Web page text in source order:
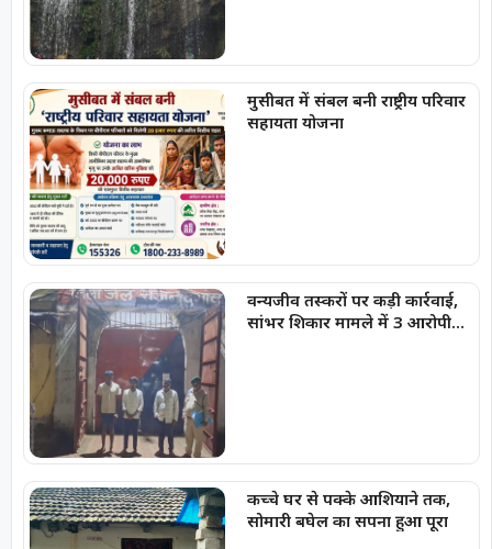
मुसीबत में संबल बनी राष्ट्रीय परिवार
सहायता योजना
वन्यजीव तस्करों पर कड़ी कार्रवाई,
सांभर शिकार मामले में 3 आरोपी
कच्चे घर से पक्के आशियाने तक,
सोमारी बघेल का सपना हुआ पूरा